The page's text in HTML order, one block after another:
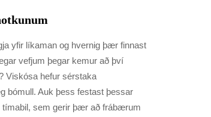
yfir líkaman og hvernig þær finnast
vefjum þegar kemur að því
Viskósa hefur sérstaka
bómull. Auk þess festast þessar
tímabil, sem gerir þær að frábærum